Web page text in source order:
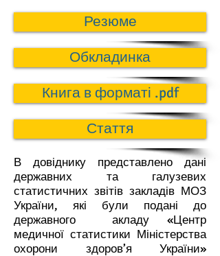
Резюме
Обкладинка
Книга в форматі .pdf
Стаття
В довіднику представлено дані
державних та галузевих
статистичних звітів закладів МОЗ
України, які були подані до
державного акладу «Центр
медичної статистики Міністерства
охорони здоров’я України»